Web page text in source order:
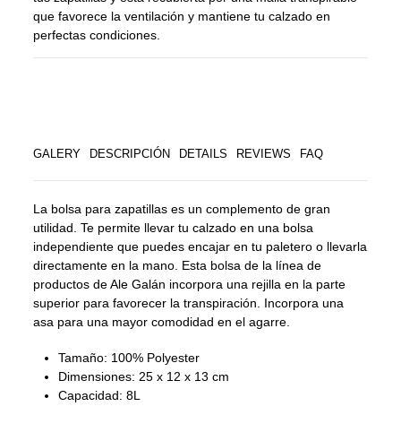
que favorece la ventilación y mantiene tu calzado en
perfectas condiciones.
GALERY DESCRIPCIÓN DETAILS REVIEWS FAQ
La bolsa para zapatillas es un complemento de gran
utilidad. Te permite llevar tu calzado en una bolsa
independiente que puedes encajar en tu paletero o llevarla
directamente en la mano. Esta bolsa de la línea de
productos de Ale Galán incorpora una rejilla en la parte
superior para favorecer la transpiración. Incorpora una
asa para una mayor comodidad en el agarre.
Tamaño: 100% Polyester
Dimensiones: 25 x 12 x 13 cm
Capacidad: 8L